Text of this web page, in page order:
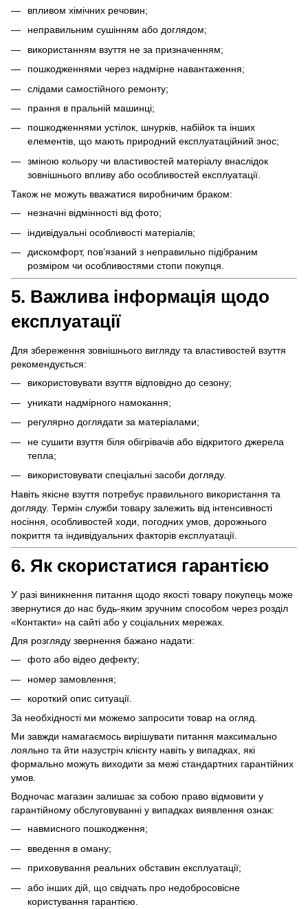
впливом хімічних речовин;
неправильним сушінням або доглядом;
використанням взуття не за призначенням;
пошкодженнями через надмірне навантаження;
слідами самостійного ремонту;
прання в пральній машинці;
пошкодженнями устілок, шнурків, набійок та інших
елементів, що мають природний експлуатаційний знос;
зміною кольору чи властивостей матеріалу внаслідок
зовнішнього впливу або особливостей експлуатації.
Також не можуть вважатися виробничим браком:
незначні відмінності від фото;
індивідуальні особливості матеріалів;
дискомфорт, пов’язаний з неправильно підібраним
розміром чи особливостями стопи покупця.
5. Важлива інформація щодо
експлуатації
Для збереження зовнішнього вигляду та властивостей взуття
рекомендується:
використовувати взуття відповідно до сезону;
уникати надмірного намокання;
регулярно доглядати за матеріалами;
не сушити взуття біля обігрівачів або відкритого джерела
тепла;
використовувати спеціальні засоби догляду.
Навіть якісне взуття потребує правильного використання та
догляду. Термін служби товару залежить від інтенсивності
носіння, особливостей ходи, погодних умов, дорожнього
покриття та індивідуальних факторів експлуатації.
6. Як скористатися гарантією
У разі виникнення питання щодо якості товару покупець може
звернутися до нас будь-яким зручним способом через розділ
«Контакти» на сайті або у соціальних мережах.
Для розгляду звернення бажано надати:
фото або відео дефекту;
номер замовлення;
короткий опис ситуації.
За необхідності ми можемо запросити товар на огляд.
Ми завжди намагаємось вирішувати питання максимально
лояльно та йти назустріч клієнту навіть у випадках, які
формально можуть виходити за межі стандартних гарантійних
умов.
Водночас магазин залишає за собою право відмовити у
гарантійному обслуговуванні у випадках виявлення ознак:
навмисного пошкодження;
введення в оману;
приховування реальних обставин експлуатації;
або інших дій, що свідчать про недобросовісне
користування гарантією.